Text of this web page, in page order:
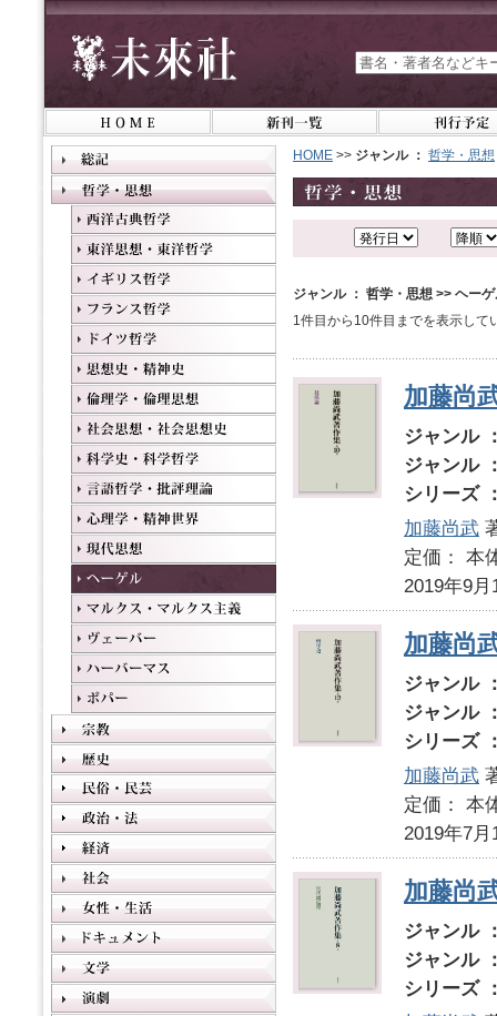
HOME >> ジャンル ： 哲学・思想
ジャンル ： 哲学・思想 >> ヘー
1件目から10件目までを表示して
加藤尚
ジャンル
ジャンル
シリーズ
加藤尚武
定価：
2019年9月
加藤尚
ジャンル
ジャンル
シリーズ
加藤尚武
定価：
2019年7月
加藤尚
ジャンル
ジャンル
シリーズ